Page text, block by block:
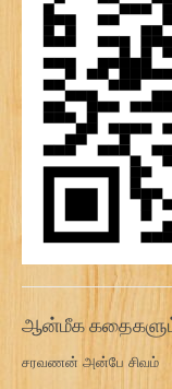
ஆன்மீக கதைகளும்
சரவணன் அன்பே சிவம்